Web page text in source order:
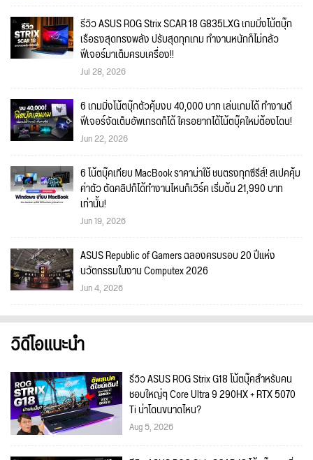
รีวิว ASUS ROG Strix SCAR 18 G835LXG เกมมิ่งโน้ตบุ๊ก
เรือธงสุดทรงพลัง ปรับสุดทุกเกม ทำงานหนักก็ไม่กลัว
ฟีเจอร์มาเต็มครบเครื่อง!!
Jul 28, 2026
6 เกมมิ่งโน้ตบุ๊กตัวคุ้มงบ 40,000 บาท เล่นเกมได้ ทำงานดี
ฟีเจอร์จัดเต็มอัพเกรดก็ได้ ใครอยากได้โน้ตบุ๊คใหม่ต้องโดน!
Jun 22, 2026
6 โน้ตบุ๊คเทียบ MacBook ราคาน่าใช้ ชนตรงทุกซีรีส์! สเปคคุ้ม
ค่าตัว ตัดคลิปก็ได้ทำงานไหนก็เวิร์ค เริ่มต้น 21,990 บาท
เท่านั้น!
Jun 19, 2026
ASUS Republic of Gamers ฉลองครบรอบ 20 ปีแห่ง
นวัตกรรมในงาน Computex 2026
Jun 4, 2026
วิดีโอแนะนำ
รีวิว ASUS ROG Strix G18 โน้ตบุ๊คสำหรับคน
ชอบใหญ่ๆ Core Ultra 9 290HX + RTX 5070
Ti น่าโดนขนาดไหน?
Aug 5, 2026